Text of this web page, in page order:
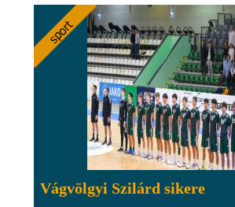
Vágvölgyi Szilárd sikere